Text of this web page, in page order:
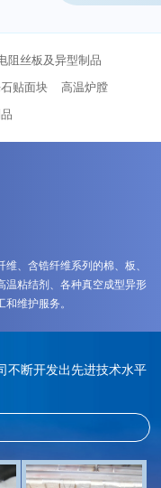
阻丝板及异型制品
贴面块
高温炉膛
、含锆纤维系列的棉、板、
温粘结剂、各种真空成型异形
维护服务。
不断开发出先进技术水平